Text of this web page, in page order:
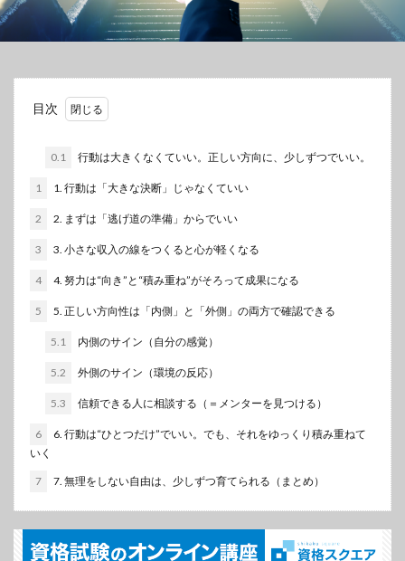
目次
0.1 行動は大きくなくていい。正しい方向に、少しずつでいい。
1 1. 行動は「大きな決断」じゃなくていい
2 2. まずは「逃げ道の準備」からでいい
3 3. 小さな収入の線をつくると心が軽くなる
4 4. 努力は“向き”と“積み重ね”がそろって成果になる
5 5. 正しい方向性は「内側」と「外側」の両方で確認できる
5.1 内側のサイン（自分の感覚）
5.2 外側のサイン（環境の反応）
5.3 信頼できる人に相談する（＝メンターを見つける）
6
6. 行動は“ひとつだけ”でいい。でも、それをゆっくり積み重ねて
いく
7 7. 無理をしない自由は、少しずつ育てられる（まとめ）